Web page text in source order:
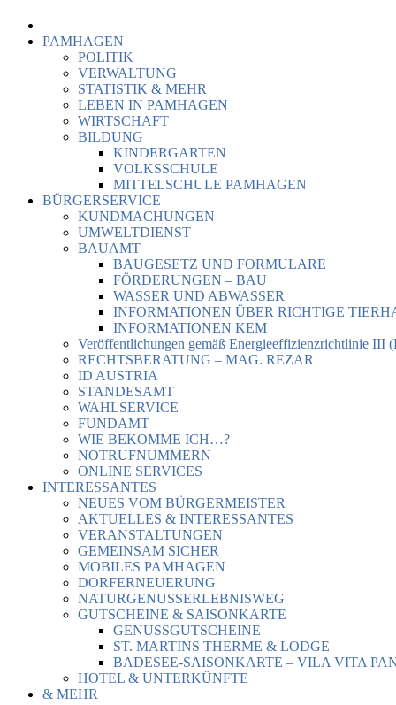
PAMHAGEN
POLITIK
VERWALTUNG
STATISTIK & MEHR
LEBEN IN PAMHAGEN
WIRTSCHAFT
BILDUNG
KINDERGARTEN
VOLKSSCHULE
MITTELSCHULE PAMHAGEN
BÜRGERSERVICE
KUNDMACHUNGEN
UMWELTDIENST
BAUAMT
BAUGESETZ UND FORMULARE
FÖRDERUNGEN – BAU
WASSER UND ABWASSER
INFORMATIONEN ÜBER RICHTIGE
INFORMATIONEN KEM
Veröffentlichungen gemäß Energieeffizienzrichtlinie III
RECHTSBERATUNG – MAG. REZAR
ID AUSTRIA
STANDESAMT
WAHLSERVICE
FUNDAMT
WIE BEKOMME ICH…?
NOTRUFNUMMERN
ONLINE SERVICES
INTERESSANTES
NEUES VOM BÜRGERMEISTER
AKTUELLES & INTERESSANTES
VERANSTALTUNGEN
GEMEINSAM SICHER
MOBILES PAMHAGEN
DORFERNEUERUNG
NATURGENUSSERLEBNISWEG
GUTSCHEINE & SAISONKARTE
GENUSSGUTSCHEINE
ST. MARTINS THERME & LODGE
BADESEE-SAISONKARTE – VILA VITA
HOTEL & UNTERKÜNFTE
& MEHR